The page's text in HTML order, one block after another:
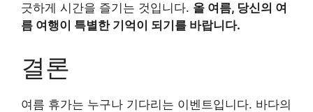
긋하게 시간을 즐기는 것입니다. 올 여름, 당신의 여
름 여행이 특별한 기억이 되기를 바랍니다.
결론
여름 휴가는 누구나 기다리는 이벤트입니다. 바다의